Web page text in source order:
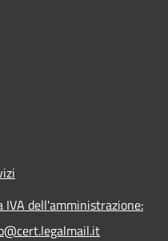
IVA dell'amministrazione: